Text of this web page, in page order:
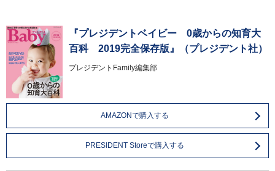
『プレジデントベイビー 0歳からの知育大
百科 2019完全保存版』（プレジデント社）
プレジデントFamily編集部
AMAZONで購入する
PRESIDENT Storeで購入する